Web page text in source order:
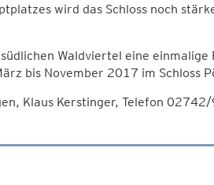
wird das Schloss noch
Waldviertel eine einmalige
bis November 2017 im Schloss
Klaus Kerstinger, Telefon